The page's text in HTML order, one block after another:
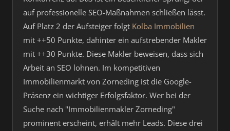
auf professionelle SEO-Maßnahmen schließen lässt.
Auf Platz 2 der Aufsteiger folgt Kolba Immobilien
mit ++50 Punkte, dahinter ein aufstrebender Makler
mit ++30 Punkte. Diese Makler beweisen, dass sich
Arbeit an SEO lohnen. Im kompetitiven
Immobilienmarkt von Zorneding ist die Google-
Präsenz ein wichtiger Erfolgsfaktor. Wer bei der
Suche nach "Immobilienmakler Zorneding"
prominent erscheint, erhält mehr Leads. Diese drei